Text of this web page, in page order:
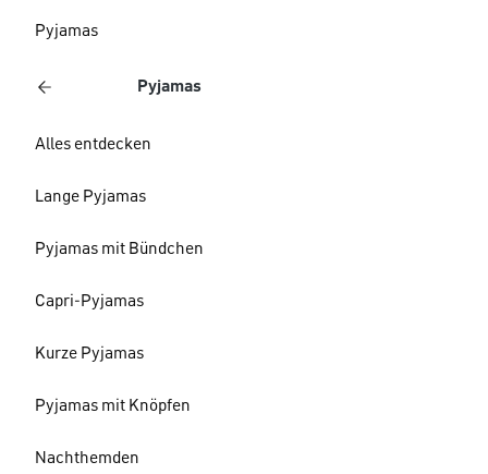
Pyjamas
Pyjamas
Alles entdecken
Lange Pyjamas
Pyjamas mit Bündchen
Capri-Pyjamas
Kurze Pyjamas
Pyjamas mit Knöpfen
Nachthemden